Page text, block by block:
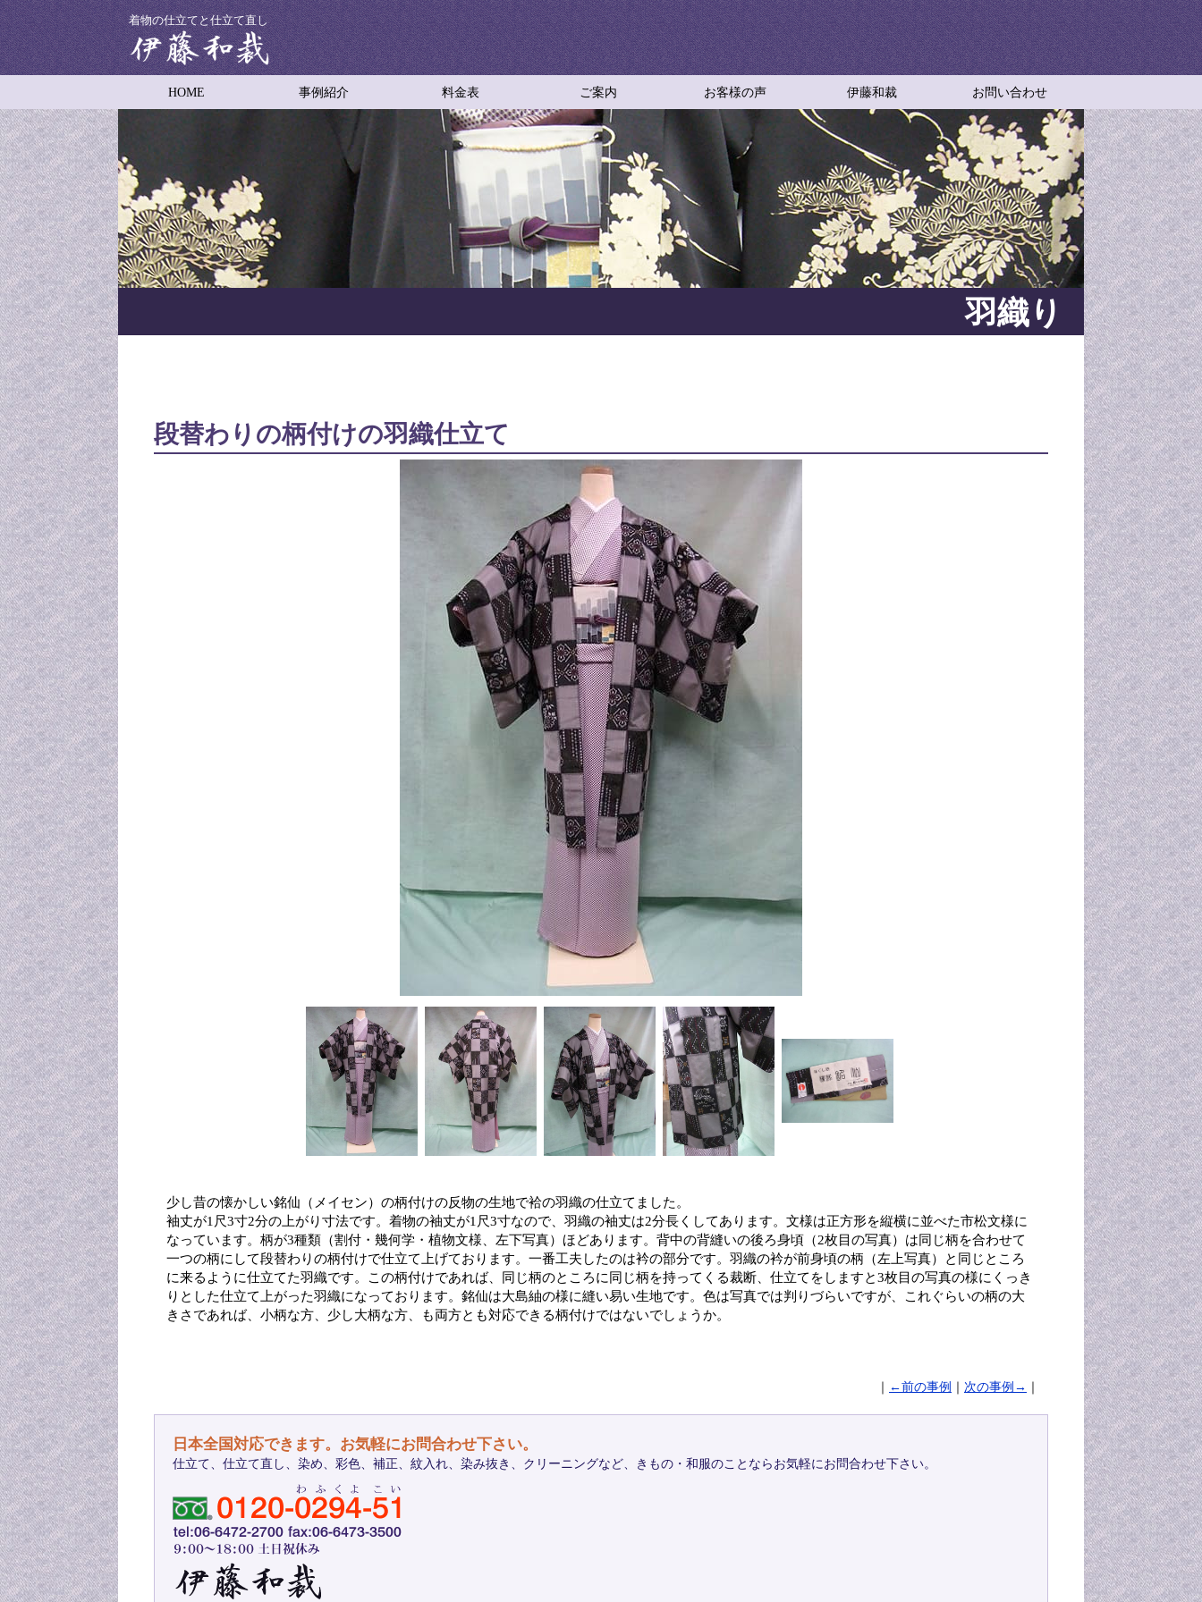
着物の仕立てと仕立て直し
HOME 事例紹介
着物の仕立て
着物の仕立て直し
男物着物の仕立て
子供用着物の仕立て
着物コートの仕立て
羽織り
舞台衣装
振袖の裾引き
料金表 ご案内
ご依頼方法
採寸について
お仕立て工程
お仕立てＱ＆Ａ
仕立て直しＱ＆Ａ
お客様の声 伊藤和裁
伊藤和裁
アクセスマップ
特定商取引法に基づく表記
和裁教室
伊藤和裁の成り立ちと想い
お問い合わせ
羽織り
段替わりの柄付けの羽織仕立て
少し昔の懐かしい銘仙（メイセン）の柄付けの反物の生地で袷の羽織の仕立てました。
袖丈が1尺3寸2分の上がり寸法です。着物の袖丈が1尺3寸なので、羽織の袖丈は2分長くしてあります。文様は正方形を縦横に並べた市松文様に
なっています。柄が3種類（割付・幾何学・植物文様、左下写真）ほどあります。背中の背縫いの後ろ身頃（2枚目の写真）は同じ柄を合わせて
一つの柄にして段替わりの柄付けで仕立て上げております。一番工夫したのは衿の部分です。羽織の衿が前身頃の柄（左上写真）と同じところ
に来るように仕立てた羽織です。この柄付けであれば、同じ柄のところに同じ柄を持ってくる裁断、仕立てをしますと3枚目の写真の様にくっき
りとした仕立て上がった羽織になっております。銘仙は大島紬の様に縫い易い生地です。色は写真では判りづらいですが、これぐらいの柄の大
きさであれば、小柄な方、少し大柄な方、も両方とも対応できる柄付けではないでしょうか。
｜ ←前の事例 ｜ 次の事例→ ｜
日本全国対応できます。お気軽にお問合わせ下さい。
仕立て、仕立て直し、染め、彩色、補正、紋入れ、染み抜き、クリーニングなど、きもの・和服のことならお気軽にお問合わせ下さい。